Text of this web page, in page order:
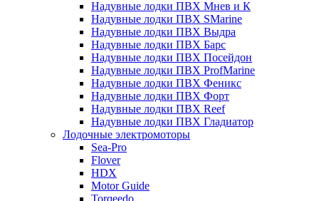
Надувные лодки ПВХ Мнев и К
Надувные лодки ПВХ SMarine
Надувные лодки ПВХ Выдра
Надувные лодки ПВХ Барс
Надувные лодки ПВХ Посейдон
Надувные лодки ПВХ ProfMarine
Надувные лодки ПВХ Феникс
Надувные лодки ПВХ Форт
Надувные лодки ПВХ Reef
Надувные лодки ПВХ Гладиатор
Лодочные электромоторы
Sea-Pro
Flover
HDX
Motor Guide
Torqeedo